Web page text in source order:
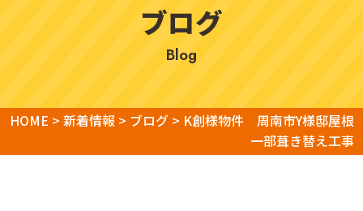
ブログ
blog
HOME > 新着情報> ブログ> K創様物件 周南市Y様邸屋根
一部葺き替え工事